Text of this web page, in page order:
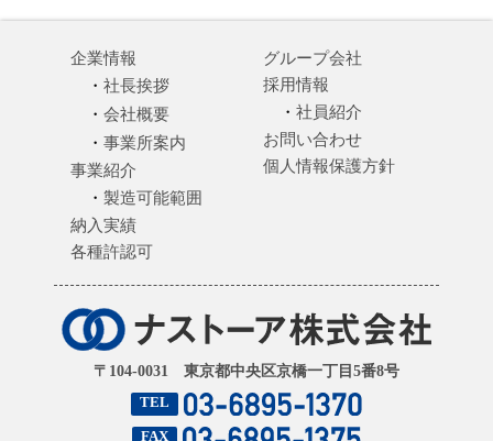
〒104-0031 東京都中央区京橋一丁目5番8号
TEL
FAX
企業情報
社長挨拶
会社概要
事業所案内
事業紹介
製造可能範囲
納入実績
各種許認可
グループ会社
採用情報
社員紹介
お問い合わせ
個人情報保護方針